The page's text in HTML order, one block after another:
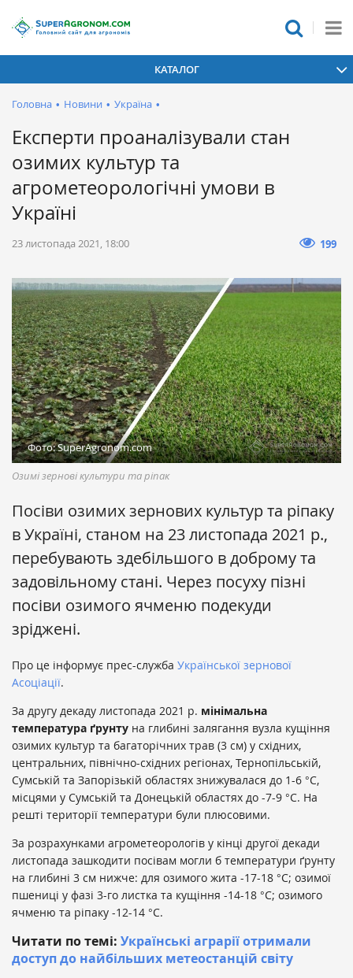
КАТАЛОГ
Головна • Новини • Україна •
Експерти проаналізували стан
озимих культур та
агрометеорологічні умови в
Україні
23 листопада 2021, 18:00 199
Фото: SuperAgronom.com
Озимі зернові культури та ріпак
Посіви озимих зернових культур та ріпаку
в Україні, станом на 23 листопада 2021 р.,
перебувають здебільшого в доброму та
задовільному стані. Через посуху пізні
посіви озимого ячменю подекуди
зріджені.
Про це інформує прес-служба Української зернової
Асоціації.
За другу декаду листопада 2021 р. мінімальна
температура ґрунту на глибині залягання вузла кущіння
озимих культур та багаторічних трав (3 см) у східних,
центральних, північно-східних регіонах, Тернопільській,
Сумській та Запорізькій областях знижувалася до 1-6 °С,
місцями у Сумській та Донецькій областях до -7-9 °С. На
решті території температури були плюсовими.
За розрахунками агрометеорологів у кінці другої декади
листопада зашкодити посівам могли б температури ґрунту
на глибині 3 см нижче: для озимого жита -17-18 °С; озимої
пшениці у фазі 3-го листка та кущіння -14-18 °С; озимого
ячменю та ріпаку -12-14 °С.
Читати по темі: Українські аграрії отримали
доступ до найбільших метеостанцій світу